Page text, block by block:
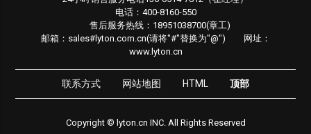
电话：400-8160-550
售后服务热线：18951038700(章工)
邮箱：sales#lyton.com.cn(请将"#"替换为"@") 网址：
www.lyton.cn
联系方式 网站地图 HTML 顶部
Copyright © lyton.cn INC. All Rights Reserved